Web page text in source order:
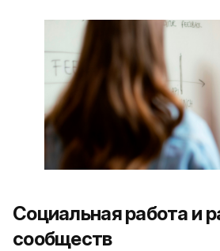
Социальная работа и
сообществ